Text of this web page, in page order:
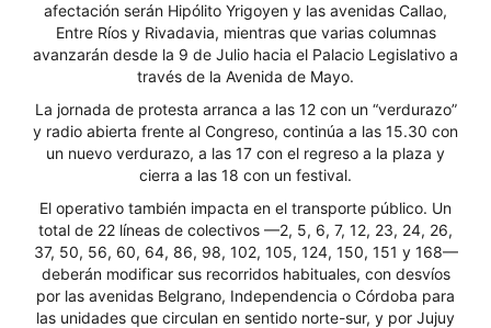
afectación serán Hipólito Yrigoyen y las avenidas Callao,
Entre Ríos y Rivadavia, mientras que varias columnas
avanzarán desde la 9 de Julio hacia el Palacio Legislativo a
través de la Avenida de Mayo.
La jornada de protesta arranca a las 12 con un “verdurazo”
y radio abierta frente al Congreso, continúa a las 15.30 con
un nuevo verdurazo, a las 17 con el regreso a la plaza y
cierra a las 18 con un festival.
El operativo también impacta en el transporte público. Un
total de 22 líneas de colectivos —2, 5, 6, 7, 12, 23, 24, 26,
37, 50, 56, 60, 64, 86, 98, 102, 105, 124, 150, 151 y 168—
deberán modificar sus recorridos habituales, con desvíos
por las avenidas Belgrano, Independencia o Córdoba para
las unidades que circulan en sentido norte-sur, y por Jujuy